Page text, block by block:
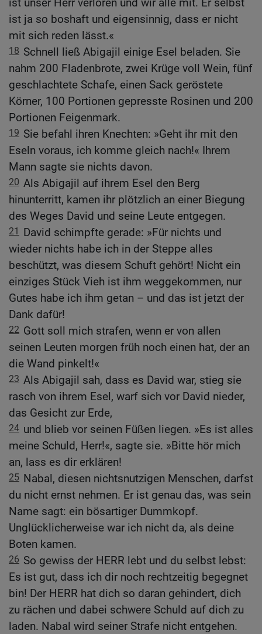
ist unser Herr verloren und wir alle mit. Er selbst
ist ja so boshaft und eigensinnig, dass er nicht
mit sich reden lässt.«
18 Schnell ließ Abigajil einige Esel beladen. Sie
nahm 200 Fladenbrote, zwei Krüge voll Wein, fünf
geschlachtete Schafe, einen Sack geröstete
Körner, 100 Portionen gepresste Rosinen und 200
Portionen Feigenmark.
19 Sie befahl ihren Knechten: »Geht ihr mit den
Eseln voraus, ich komme gleich nach!« Ihrem
Mann sagte sie nichts davon.
20 Als Abigajil auf ihrem Esel den Berg
hinunterritt, kamen ihr plötzlich an einer Biegung
des Weges David und seine Leute entgegen.
21
David schimpfte gerade: »Für nichts und
wieder nichts habe ich in der Steppe alles
beschützt, was diesem Schuft gehört! Nicht ein
einziges Stück Vieh ist ihm weggekommen, nur
Gutes habe ich ihm getan – und das ist jetzt der
Dank dafür!
22 Gott soll mich strafen, wenn er von allen
seinen Leuten morgen früh noch einen hat, der an
die Wand pinkelt!«
23 Als Abigajil sah, dass es David war, stieg sie
rasch von ihrem Esel, warf sich vor David nieder,
das Gesicht zur Erde,
24 und blieb vor seinen Füßen liegen. »Es ist alles
meine Schuld, Herr!«, sagte sie. »Bitte hör mich
an, lass es dir erklären!
25 Nabal, diesen nichtsnutzigen Menschen, darfst
du nicht ernst nehmen. Er ist genau das, was sein
Name sagt: ein bösartiger Dummkopf.
Unglücklicherweise war ich nicht da, als deine
Boten kamen.
26 So gewiss der HERR lebt und du selbst lebst:
Es ist gut, dass ich dir noch rechtzeitig begegnet
bin! Der HERR hat dich so daran gehindert, dich
zu rächen und dabei schwere Schuld auf dich zu
laden. Nabal wird seiner Strafe nicht entgehen.